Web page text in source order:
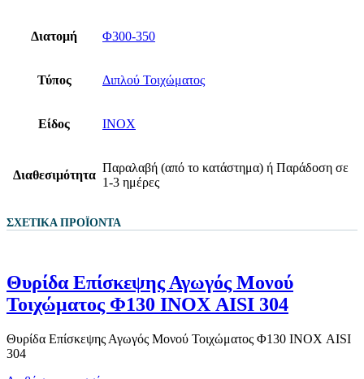
Διατομή Φ300-350
Τύπος Διπλού Τοιχώματος
Είδος ΙΝΟΧ
Διαθεσιμότητα
Παραλαβή (από το κατάστημα) ή Παράδοση σε
1-3 ημέρες
ΣΧΕΤΙΚΆ ΠΡΟΪΌΝΤΑ
Θυρίδα Επίσκεψης Αγωγός Μονού
Τοιχώματος Φ130 ΙΝΟΧ AISI 304
Θυρίδα Επίσκεψης Αγωγός Μονού Τοιχώματος Φ130 ΙΝΟΧ AISI
304